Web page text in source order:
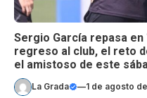
Sergio García repasa en
regreso al club, el reto
el amistoso de este
La Grada —1 de agosto